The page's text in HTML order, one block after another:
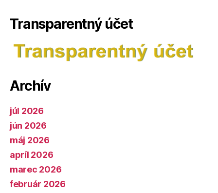
Transparentný účet
Archív
júl 2026
jún 2026
máj 2026
apríl 2026
marec 2026
február 2026